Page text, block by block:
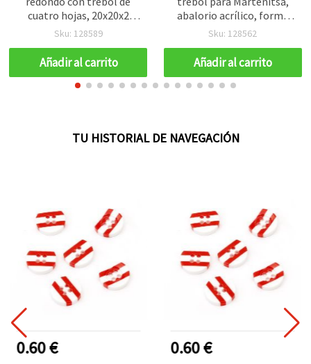
cuatro hojas, 20x20x2
mm, agujero 2 mm - 10
Sku: 128589
Añadir al carrito
abalorio acrílico, forma
de trébol de cuatro hojas
mm - 10 piezas
Sku: 128562
Añadir al carrito
TU HISTORIAL DE NAVEGACIÓN
0.60 € 0.60 €